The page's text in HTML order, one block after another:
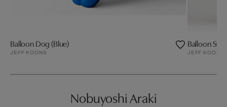
Balloon Dog (Blue)
JEFF KOONS
Balloon
JEFF KOONS
Nobuyoshi Araki